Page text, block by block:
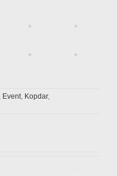
Event Kopdar,